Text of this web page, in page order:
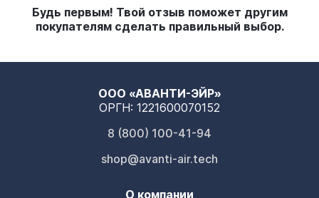
Будь первым! Твой отзыв поможет другим
покупателям сделать правильный выбор.
ООО «АВАНТИ-ЭЙР»
ОРГН: 1221600070152
8 (800) 100-41-94
shop@avanti-air.tech
О компании